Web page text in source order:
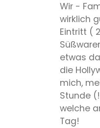
Wir -
wirklich
Eintritt (
etwas
die
mich,
Stunde
welche
Tag!